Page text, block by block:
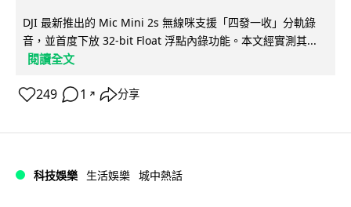
DJI 最新推出的 Mic Mini 2s 無線咪支援「四發一收」分軌錄
音，並首度下放 32-bit Float 浮點內錄功能。本文經實測其...
閱讀全文
249 1 ↗ 分享
科技娛樂 生活娛樂 城中熱話